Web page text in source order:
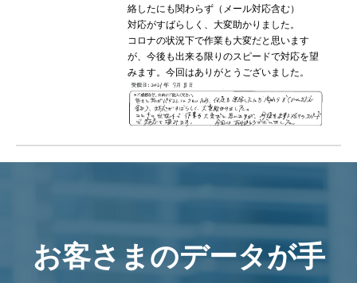
絡したにも関わらず（メール対応含む）
対応がすばらしく、大変助かりました。
コロナの状況下で作業も大変だと思います
が、今後も出来る限りのスピードで対応を望
みます。今回はありがとうございました。
お客さまのデータが手